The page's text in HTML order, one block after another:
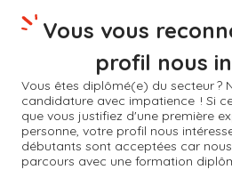
Vous êtes diplômé(e) du secteur ?
candidature avec impatience ! Si
que vous justifiez d'une première
personne, votre profil nous
débutants sont acceptées car
parcours avec une formation
Vous vous
profil nous